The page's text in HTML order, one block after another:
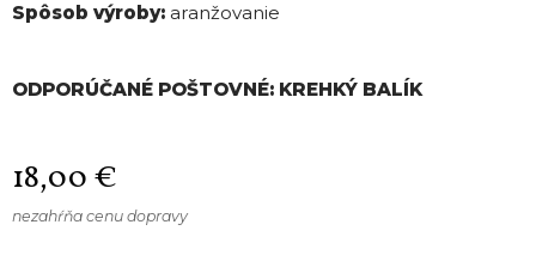
Spôsob výroby: aranžovanie
ODPORÚČANÉ POŠTOVNÉ: KREHKÝ BALÍK
18,00€
nezahŕňa cenu dopravy